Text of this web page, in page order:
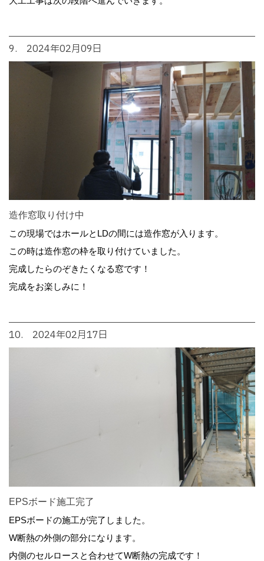
9. 2024年02月09日
造作窓取り付け中
この現場ではホールとLDの間には造作窓が入ります。
この時は造作窓の枠を取り付けていました。
完成したらのぞきたくなる窓です！
完成をお楽しみに！
10. 2024年02月17日
EPSボード施工完了
EPSボードの施工が完了しました。
W断熱の外側の部分になります。
内側のセルロースと合わせてW断熱の完成です！